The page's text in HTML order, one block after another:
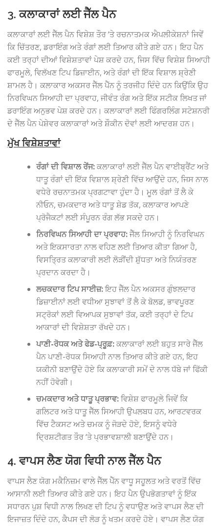
3. ਕਲਾਕਾਰਾਂ ਲਈ ਜੈੱਲ ਪੈਨ
ਕਲਾਕਾਰਾਂ ਲਈ ਜੈੱਲ ਪੈਨ ਵਿਸ਼ੇਸ਼ ਤੌਰ ‘ਤੇ ਰਚਨਾਤਮਕ ਐਪਲੀਕੇਸ਼ਨਾਂ ਜਿਵੇਂ
ਕਿ ਚਿੱਤਰਣ, ਡਰਾਇੰਗ ਅਤੇ ਰੰਗਾਂ ਲਈ ਤਿਆਰ ਕੀਤੇ ਗਏ ਹਨ। ਇਹ ਪੈਨ
ਕਈ ਤਰ੍ਹਾਂ ਦੀਆਂ ਵਿਸ਼ੇਸ਼ਤਾਵਾਂ ਪੇਸ਼ ਕਰਦੇ ਹਨ, ਜਿਸ ਵਿੱਚ ਵਿਸ਼ੇਸ਼ ਸਿਆਹੀ
ਫਾਰਮੂਲੇ, ਵਿਲੱਖਣ ਟਿਪ ਡਿਜ਼ਾਈਨ, ਅਤੇ ਰੰਗਾਂ ਦੀ ਇੱਕ ਵਿਸ਼ਾਲ ਸ਼੍ਰੇਣੀ
ਸ਼ਾਮਲ ਹੈ। ਕਲਾਕਾਰ ਅਕਸਰ ਜੈੱਲ ਪੈੱਨ ਨੂੰ ਤਰਜੀਹ ਦਿੰਦੇ ਹਨ ਕਿਉਂਕਿ ਉਹ
ਨਿਰਵਿਘਨ ਸਿਆਹੀ ਦਾ ਪ੍ਰਵਾਹ, ਜੀਵੰਤ ਰੰਗ ਅਤੇ ਇੱਕ ਸਟੀਕ ਲਿਖਤ ਜਾਂ
ਡਰਾਇੰਗ ਅਨੁਭਵ ਪੇਸ਼ ਕਰਦੇ ਹਨ। ਕਲਾਕਾਰਾਂ ਲਈ ਫਿੰਗਰਲਿੰਗ ਸਟੇਸ਼ਨਰੀ
ਦੇ ਜੈੱਲ ਪੈਨ ਪੇਸ਼ੇਵਰ ਕਲਾਕਾਰਾਂ ਅਤੇ ਸ਼ੌਕੀਨ ਦੋਵਾਂ ਲਈ ਆਦਰਸ਼ ਹਨ।
ਮੁੱਖ ਵਿਸ਼ੇਸ਼ਤਾਵਾਂ
ਰੰਗਾਂ ਦੀ ਵਿਸ਼ਾਲ ਰੇਂਜ:ਕਲਾਕਾਰਾਂ ਲਈ ਜੈੱਲ ਪੈਨ ਵਾਈਬ੍ਰੈਂਟ ਅਤੇ
ਧਾਤੂ ਰੰਗਾਂ ਦੀ ਇੱਕ ਵਿਸ਼ਾਲ ਸ਼੍ਰੇਣੀ ਵਿੱਚ ਆਉਂਦੇ ਹਨ, ਜਿਸ ਨਾਲ
ਵਧੇਰੇ ਰਚਨਾਤਮਕ ਪ੍ਰਗਟਾਵਾ ਹੁੰਦਾ ਹੈ। ਮੂਲ ਰੰਗਾਂ ਤੋਂ ਲੈ ਕੇ
ਨੀਓਨ, ਚਮਕਦਾਰ ਅਤੇ ਧਾਤੂ ਸ਼ੇਡ ਤੱਕ, ਕਲਾਕਾਰ ਆਪਣੇ
ਪ੍ਰੋਜੈਕਟਾਂ ਲਈ ਸੰਪੂਰਨ ਰੰਗ ਲੱਭ ਸਕਦੇ ਹਨ।
ਨਿਰਵਿਘਨ ਸਿਆਹੀ ਦਾ ਪ੍ਰਵਾਹ:ਜੈੱਲ ਸਿਆਹੀ ਨੂੰ ਨਿਰਵਿਘਨ
ਅਤੇ ਇਕਸਾਰਤਾ ਨਾਲ ਵਹਿਣ ਲਈ ਤਿਆਰ ਕੀਤਾ ਗਿਆ ਹੈ,
ਵਿਸਤ੍ਰਿਤ ਕਲਾਕਾਰੀ ਲਈ ਲੋੜੀਂਦੀ ਸ਼ੁੱਧਤਾ ਅਤੇ ਨਿਯੰਤਰਣ
ਪ੍ਰਦਾਨ ਕਰਦਾ ਹੈ।
ਲਚਕਦਾਰ ਟਿਪ ਸਾਈਜ਼:ਇਹ ਜੈੱਲ ਪੈਨ ਅਕਸਰ ਗੁੰਝਲਦਾਰ
ਡਿਜ਼ਾਈਨਾਂ ਲਈ ਵਧੀਆ ਸੁਝਾਵਾਂ ਤੋਂ ਲੈ ਕੇ ਬੋਲਡ, ਭਾਵਪੂਰਣ
ਸਟ੍ਰੋਕਾਂ ਲਈ ਵਿਆਪਕ ਸੁਝਾਵਾਂ ਤੱਕ, ਕਈ ਤਰ੍ਹਾਂ ਦੇ ਟਿਪ
ਆਕਾਰਾਂ ਦੀ ਵਿਸ਼ੇਸ਼ਤਾ ਰੱਖਦੇ ਹਨ।
ਪਾਣੀ-ਰੋਧਕ ਅਤੇ ਫੇਡ-ਪ੍ਰੂਫ਼:ਕਲਾਕਾਰਾਂ ਲਈ ਬਹੁਤ ਸਾਰੇ ਜੈੱਲ
ਪੈਨ ਪਾਣੀ-ਰੋਧਕ ਸਿਆਹੀ ਨਾਲ ਤਿਆਰ ਕੀਤੇ ਗਏ ਹਨ, ਇਹ
ਯਕੀਨੀ ਬਣਾਉਂਦੇ ਹੋਏ ਕਿ ਕਲਾਕਾਰੀ ਸਮੇਂ ਦੇ ਨਾਲ ਧੱਬੇ ਜਾਂ ਫਿੱਕੀ
ਨਹੀਂ ਹੋਵੇਗੀ।
ਚਮਕਦਾਰ ਅਤੇ ਧਾਤੂ ਪ੍ਰਭਾਵ:ਵਿਸ਼ੇਸ਼ ਫਾਰਮੂਲੇ ਜਿਵੇਂ ਕਿ
ਗਲਿਟਰ ਅਤੇ ਧਾਤੂ ਜੈੱਲ ਸਿਆਹੀ ਉਪਲਬਧ ਹਨ, ਆਰਟਵਰਕ
ਵਿੱਚ ਟੈਕਸਟ ਅਤੇ ਚਮਕ ਨੂੰ ਜੋੜਦੇ ਹੋਏ, ਇਸਨੂੰ ਵਧੇਰੇ
ਦ੍ਰਿਸ਼ਟੀਗਤ ਤੌਰ ‘ਤੇ ਪ੍ਰਭਾਵਸ਼ਾਲੀ ਬਣਾਉਂਦੇ ਹਨ।
4. ਵਾਪਸ ਲੈਣ ਯੋਗ ਵਿਧੀ ਨਾਲ ਜੈੱਲ ਪੈਨ
ਵਾਪਸ ਲੈਣ ਯੋਗ ਮਕੈਨਿਜ਼ਮ ਵਾਲੇ ਜੈੱਲ ਪੈੱਨ ਵਾਧੂ ਸਹੂਲਤ ਅਤੇ ਵਰਤੋਂ ਵਿੱਚ
ਆਸਾਨੀ ਲਈ ਤਿਆਰ ਕੀਤੇ ਗਏ ਹਨ। ਇਹ ਪੈਨ ਉਪਭੋਗਤਾਵਾਂ ਨੂੰ ਇੱਕ
ਸਧਾਰਨ ਪੁਸ਼ ਵਿਧੀ ਨਾਲ ਲਿਖਣ ਦੀ ਟਿਪ ਨੂੰ ਵਧਾਉਣ ਅਤੇ ਵਾਪਸ ਲੈਣ ਦੀ
ਇਜਾਜ਼ਤ ਦਿੰਦੇ ਹਨ, ਕੈਪਸ ਦੀ ਲੋੜ ਨੂੰ ਖਤਮ ਕਰਦੇ ਹੋਏ। ਵਾਪਸ ਲੈਣ ਯੋਗ